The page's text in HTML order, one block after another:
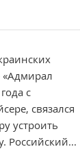
«Адмирал
с
связался
устроить
Российский...